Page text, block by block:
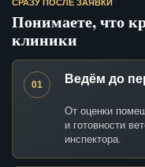
СРАЗУ ПОСЛЕ ЗАЯВКИ
Понимаете, что
клиники
01 Ведём до
От оценки
и готовности
инспектора.